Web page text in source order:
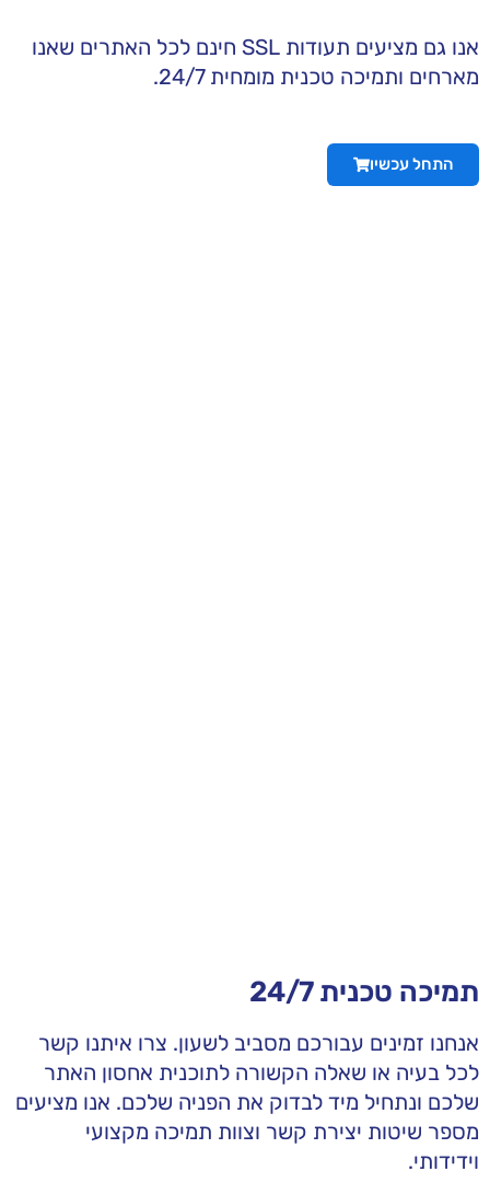
אנו גם מציעים תעודות SSL חינם לכל האתרים שאנו
מארחים ותמיכה טכנית מומחית 24/7.
התחל עכשיו
תמיכה טכנית 24/7
אנחנו זמינים עבורכם מסביב לשעון. צרו איתנו קשר
לכל בעיה או שאלה הקשורה לתוכנית אחסון האתר
שלכם ונתחיל מיד לבדוק את הפניה שלכם. אנו מציעים
מספר שיטות יצירת קשר וצוות תמיכה מקצועי
וידידותי.